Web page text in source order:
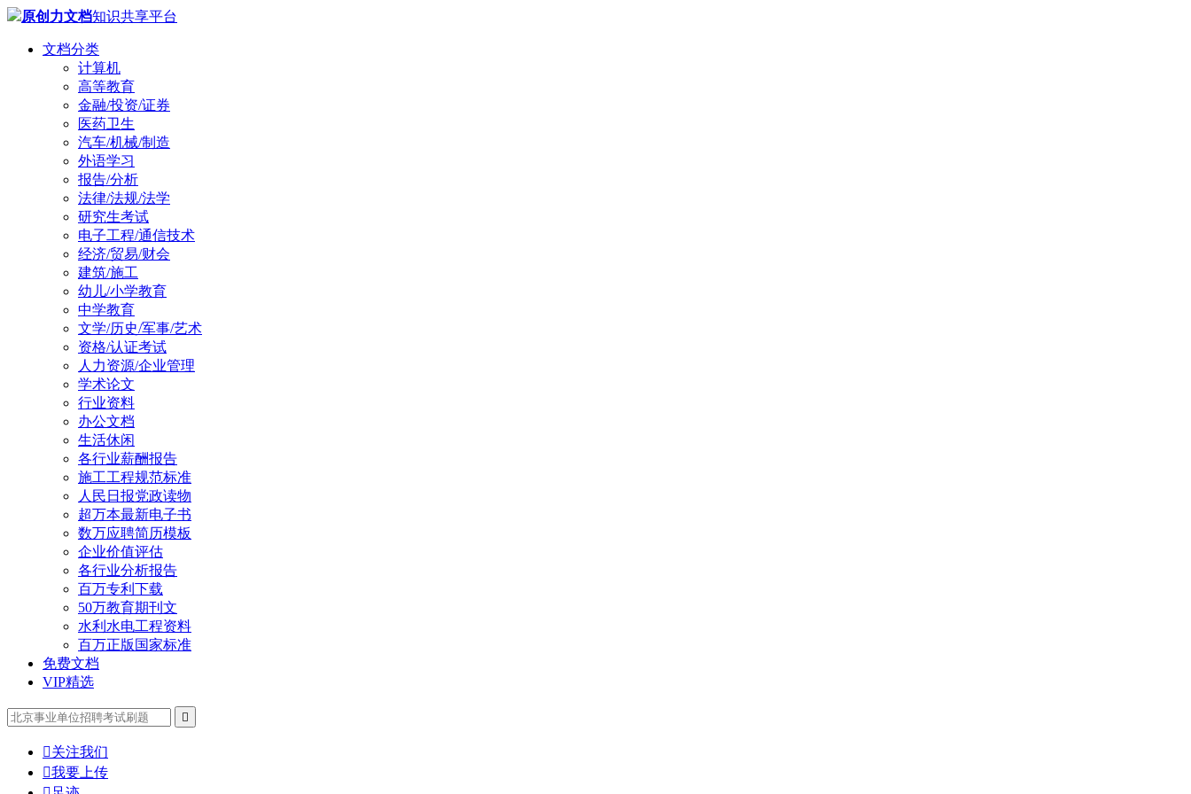
原创力文档知识共享平台
文档分类
计算机
高等教育
金融/投资/证券
医药卫生
汽车/机械/制造
外语学习
报告/分析
法律/法规/法学
研究生考试
电子工程/通信技术
经济/贸易/财会
建筑/施工
幼儿/小学教育
中学教育
文学/历史/军事/艺术
资格/认证考试
人力资源/企业管理
学术论文
行业资料
办公文档
生活休闲
各行业薪酬报告
施工工程规范标准
人民日报党政读物
超万本最新电子书
数万应聘简历模板
企业价值评估
各行业分析报告
百万专利下载
50万教育期刊文
水利水电工程资料
百万正版国家标准
免费文档
VIP精选

关注我们
我要上传